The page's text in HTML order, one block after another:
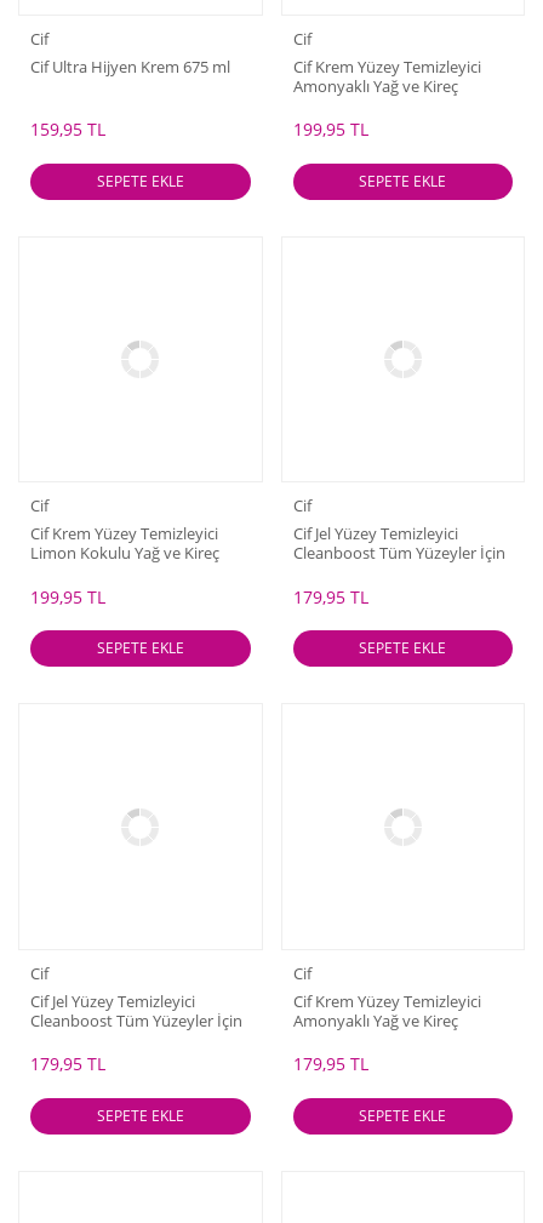
Cif
Cif Ultra Hijyen Krem 675 ml
159,95 TL
SEPETE EKLE
Cif
Cif Krem Yüzey Temizleyici
Amonyaklı Yağ ve Kireç
199,95 TL
SEPETE EKLE
Cif
Cif Krem Yüzey Temizleyici
Limon Kokulu Yağ ve Kireç
199,95 TL
SEPETE EKLE
Cif
Cif Jel Yüzey Temizleyici
Cleanboost Tüm Yüzeyler İçin
Çiçek Ferahlığı 750 ml
179,95 TL
SEPETE EKLE
Cif
Cif Jel Yüzey Temizleyici
Cleanboost Tüm Yüzeyler İçin
Bahar Ferahlığı 750 ml
179,95 TL
SEPETE EKLE
Cif
Cif Krem Yüzey Temizleyici
Amonyaklı Yağ ve Kireç
179,95 TL
SEPETE EKLE